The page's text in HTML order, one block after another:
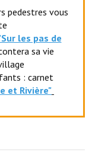
pedestres vous
les pas de
sa vie
: carnet
et Rivière"